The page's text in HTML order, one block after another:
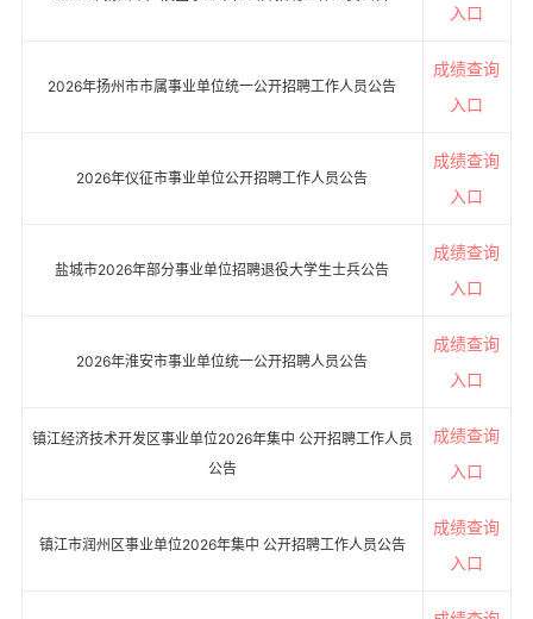
入口
2026年扬州市市属事业单位统一公开招聘工作人员公告
成绩查询
入口
2026年仪征市事业单位公开招聘工作人员公告
成绩查询
入口
盐城市2026年部分事业单位招聘退役大学生士兵公告
成绩查询
入口
2026年淮安市事业单位统一公开招聘人员公告
成绩查询
入口
镇江经济技术开发区事业单位2026年集中 公开招聘工作人员
公告
成绩查询
入口
镇江市润州区事业单位2026年集中 公开招聘工作人员公告
成绩查询
入口